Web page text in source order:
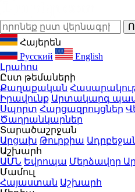
Հայերեն
Русский
English
Լրահոս
Ըստ թեմաների
Քաղաքական
Իրավունք Արտակարգ
Սպորտ Հարցազրույցներ
Ծաղրանկարներ
Տարածաշրջան
Արցախ Թուրքիա
Աշխարհ
ԱՄՆ Եվրոպա Մերձավոր
Մամուլ
Հայաստան Աշխարհ